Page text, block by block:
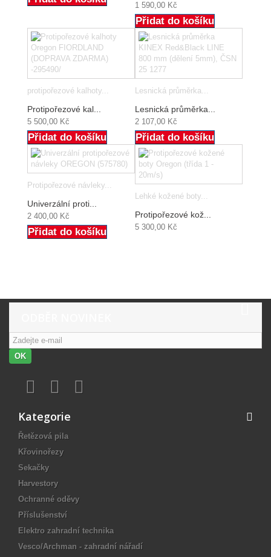
1 590,00 Kč
Přidat do košíku
protipořezové kalhoty...
Protipořezové kal...
5 500,00 Kč
Přidat do košíku
Lesnická průměrka...
Lesnická průměrka...
2 107,00 Kč
Přidat do košíku
Protipořezové návleky...
Univerzální proti...
2 400,00 Kč
Přidat do košíku
Lehké kožené boty...
Protipořezové kož...
5 300,00 Kč
OK
Kategorie
Řetězová pila
Křovinořezy
Sekačky
Harvestory
Ochranné oděvy
Příslušenství
Elektro zahradní technika
Vesco/Archman - zahradní nářadí